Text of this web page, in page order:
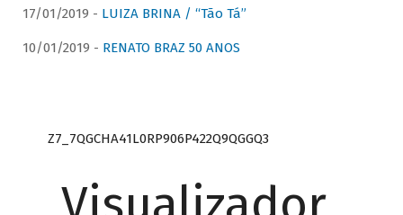
17/01/2019 - LUIZA BRINA / “Tão Tá”
10/01/2019 - RENATO BRAZ 50 ANOS
Z7_7QGCHA41L0RP906P422Q9QGGQ3